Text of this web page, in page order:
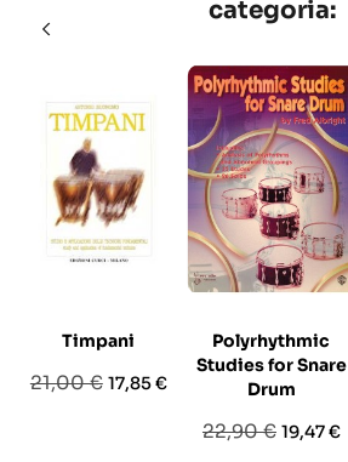
categoria:
Timpani
Prezzo
21,00 € Prezzo
17,85 €
Polyrhythmic
Studies for Snare
Drum
Prezzo
22,90 € Prezzo
19,47 €